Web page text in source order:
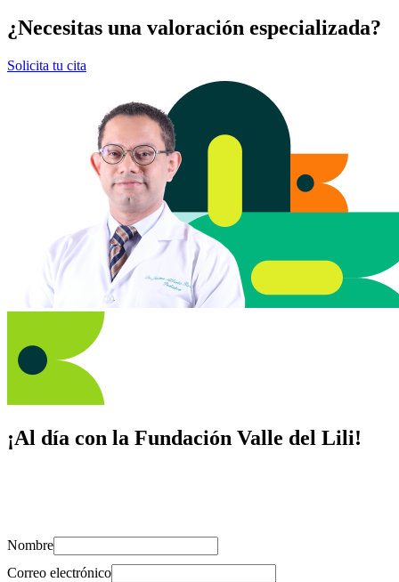
¿Necesitas una valoración especializada?
Solicita tu cita
¡Al día con la Fundación Valle del Lili!
Nombre
Correo electrónico